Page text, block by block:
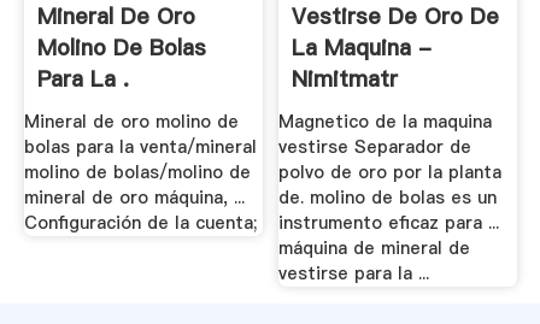
Mineral De Oro
Molino De Bolas
Para La .
Mineral de oro molino de
bolas para la venta/mineral
molino de bolas/molino de
mineral de oro máquina, ...
Configuración de la cuenta;
Vestirse De Oro De
La Maquina -
Nimitmatr
Magnetico de la maquina
vestirse Separador de
polvo de oro por la planta
de. molino de bolas es un
instrumento eficaz para ...
máquina de mineral de
vestirse para la ...